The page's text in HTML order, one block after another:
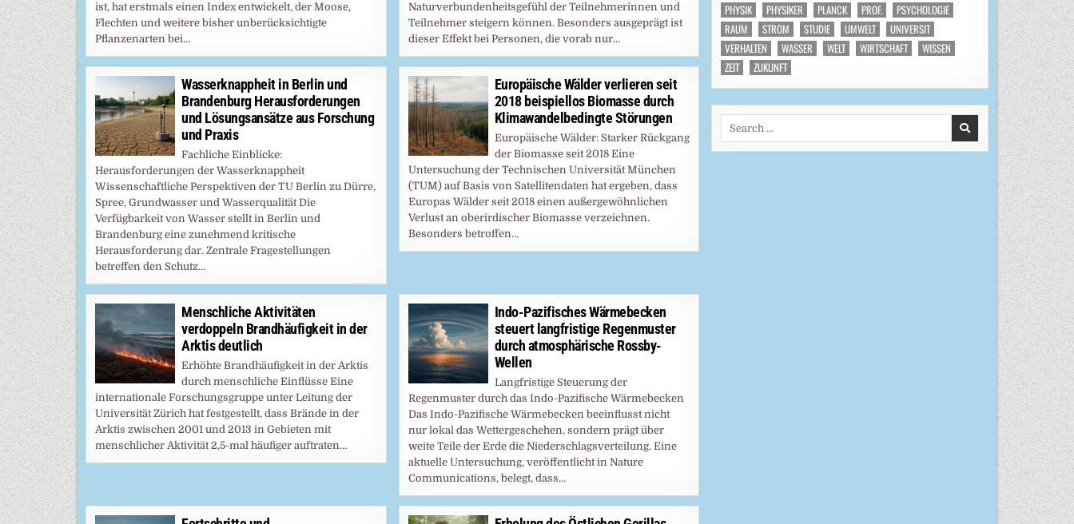
ist, hat erstmals einen Index entwickelt, der Moose,
Flechten und weitere bisher unberücksichtigte
Pflanzenarten bei…
Naturverbundenheitsgefühl der Teilnehmerinnen und
Teilnehmer steigern können. Besonders ausgeprägt ist
dieser Effekt bei Personen, die vorab nur…
Wasserknappheit in Berlin und
Brandenburg Herausforderungen
und Lösungsansätze aus Forschung
und Praxis
Fachliche Einblicke:
Herausforderungen der Wasserknappheit
Wissenschaftliche Perspektiven der TU Berlin zu Dürre,
Spree, Grundwasser und Wasserqualität Die
Verfügbarkeit von Wasser stellt in Berlin und
Brandenburg eine zunehmend kritische
Herausforderung dar. Zentrale Fragestellungen
betreffen den Schutz…
Europäische Wälder verlieren seit
2018 beispiellos Biomasse durch
Klimawandelbedingte Störungen
Europäische Wälder: Starker Rückgang
der Biomasse seit 2018 Eine
Untersuchung der Technischen Universität München
(TUM) auf Basis von Satellitendaten hat ergeben, dass
Europas Wälder seit 2018 einen außergewöhnlichen
Verlust an oberirdischer Biomasse verzeichnen.
Besonders betroffen…
Menschliche Aktivitäten
verdoppeln Brandhäufigkeit in der
Arktis deutlich
Erhöhte Brandhäufigkeit in der Arktis
durch menschliche Einflüsse Eine
internationale Forschungsgruppe unter Leitung der
Universität Zürich hat festgestellt, dass Brände in der
Arktis zwischen 2001 und 2013 in Gebieten mit
menschlicher Aktivität 2,5-mal häufiger auftraten…
Indo-Pazifisches Wärmebecken
steuert langfristige Regenmuster
durch atmosphärische Rossby-
Wellen
Langfristige Steuerung der
Regenmuster durch das Indo-Pazifische Wärmebecken
Das Indo-Pazifische Wärmebecken beeinflusst nicht
nur lokal das Wettergeschehen, sondern prägt über
weite Teile der Erde die Niederschlagsverteilung. Eine
aktuelle Untersuchung, veröffentlicht in Nature
Communications, belegt, dass…
PHYSIK
PHYSIKER PLANCK PROF.
PSYCHOLOGIE
RAUM
STROM STUDIE UMWELT
UNIVERSIT
VERHALTEN
WASSER WELT WIRTSCHAFT
WISSEN
ZEIT
ZUKUNFT